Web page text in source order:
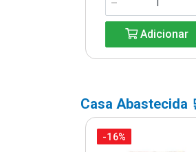
Adicionar
Casa Abastecida
-16%